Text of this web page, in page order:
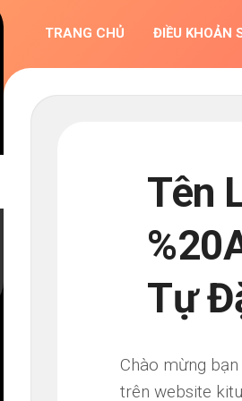
TRANG CHỦ ĐIỀU KHOẢN
Tên
Tự
Chào mừng
trên website